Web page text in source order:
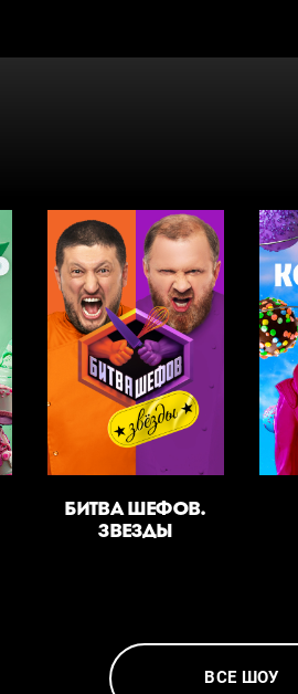
БИТВА ШЕФОВ.
ЗВЕЗДЫ
ВСЕ ШОУ